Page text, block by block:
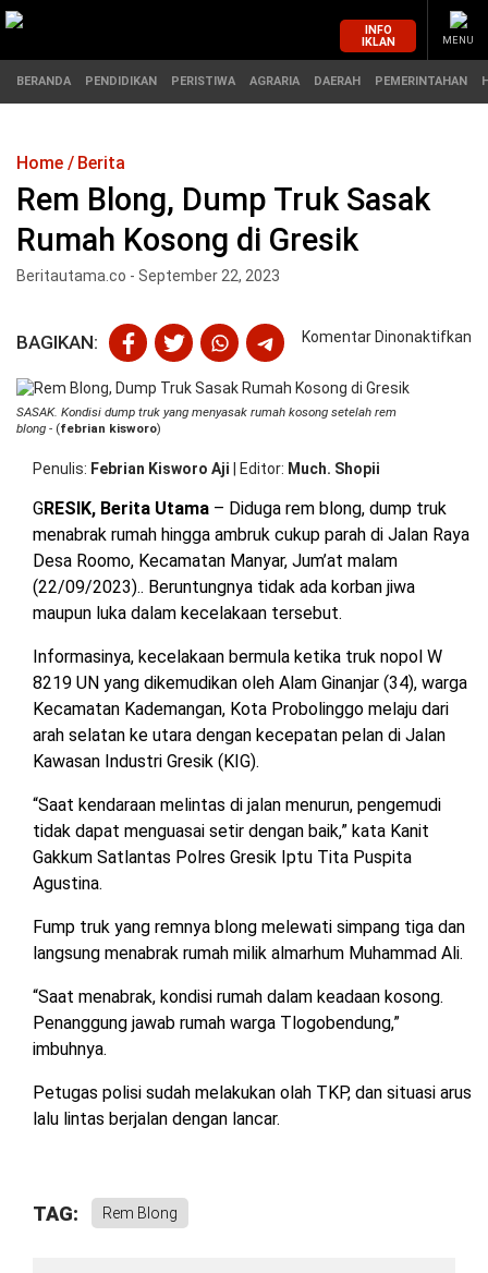
MASUK
BERANDA
AGRARIA
DAERAH
OPINI
PENDIDIKAN
EKONOMI
OLAHRAGA
HIBURAN
BERITABARU.CO
KABARBARU.CO
SERIKATNEWS.COM
PEWARTANUSANTARA.COM
LANGGAR.CO
JOBNAS.COM
SURAU.CO
REDAKSI
TENTANG
KAMI
KERJASAMA
PEDOMAN
MEDIA
CYBER
INFO
IKLAN
MENU
BERANDA PENDIDIKAN PERISTIWA AGRARIA DAERAH PEMERINTAHAN
Home Berita
Rem Blong, Dump Truk Sasak
Rumah Kosong di Gresik
Beritautama.co - September 22, 2023
BAGIKAN: Komentar Dinonaktifkan
SASAK. Kondisi dump truk yang menyasak rumah kosong setelah rem
blong - (febrian kisworo)
Penulis Febrian Kisworo Aji Editor Much. Shopii
GRESIK, Berita Utama – Diduga rem blong, dump truk
menabrak rumah hingga ambruk cukup parah di Jalan Raya
Desa Roomo, Kecamatan Manyar, Jum’at malam
(22/09/2023).. Beruntungnya tidak ada korban jiwa
maupun luka dalam kecelakaan tersebut.
Informasinya, kecelakaan bermula ketika truk nopol W
8219 UN yang dikemudikan oleh Alam Ginanjar (34), warga
Kecamatan Kademangan, Kota Probolinggo melaju dari
arah selatan ke utara dengan kecepatan pelan di Jalan
Kawasan Industri Gresik (KIG).
“Saat kendaraan melintas di jalan menurun, pengemudi
tidak dapat menguasai setir dengan baik,” kata Kanit
Gakkum Satlantas Polres Gresik Iptu Tita Puspita
Agustina.
Fump truk yang remnya blong melewati simpang tiga dan
langsung menabrak rumah milik almarhum Muhammad Ali.
“Saat menabrak, kondisi rumah dalam keadaan kosong.
Penanggung jawab rumah warga Tlogobendung,”
imbuhnya.
Petugas polisi sudah melakukan olah TKP, dan situasi arus
lalu lintas berjalan dengan lancar.
TAG: Rem Blong